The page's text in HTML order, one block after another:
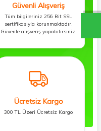
Güvenli Alışveriş
Tüm bilgileriniz 256 Bit SSL
sertifikasıyla korunmaktadır.
Güvenle alışveriş yapabilirsiniz.
Ücretsiz Kargo
300 TL Üzeri Ücretsiz Kargo